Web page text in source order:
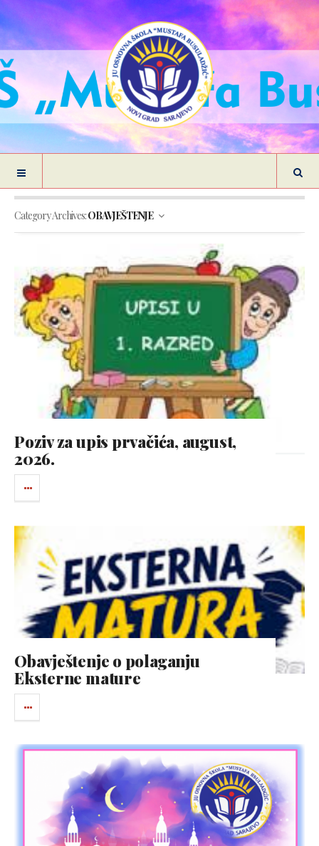
Category Archives:OBAVJEŠTENJE
Poziv za upis prvačića, august,
2026.
Obavještenje o polaganju
Eksterne mature